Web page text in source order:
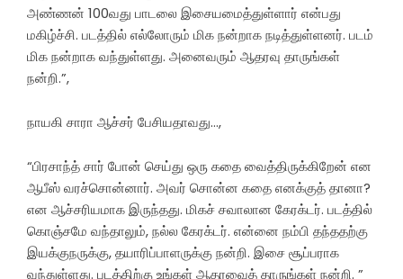
அண்ணன் 100வது பாடலை இசையமைத்துள்ளார் என்பது
மகிழ்ச்சி. படத்தில் எல்லோரும் மிக நன்றாக நடித்துள்ளனர். படம்
மிக நன்றாக வந்துள்ளது. அனைவரும் ஆதரவு தாருங்கள்
நன்றி.”,
நாயகி சாரா ஆச்சர் பேசியதாவது…,
“பிரசாந்த் சார் போன் செய்து ஒரு கதை வைத்திருக்கிறேன் என
ஆபீஸ் வரச்சொன்னார். அவர் சொன்ன கதை எனக்குத் தானா?
என ஆச்சரியமாக இருந்தது. மிகச் சவாலான கேரக்டர். படத்தில்
கொஞ்சமே வந்தாலும், நல்ல கேரக்டர். என்னை நம்பி தந்ததற்கு
இயக்குநருக்கு, தயாரிப்பாளருக்கு நன்றி. இசை சூப்பராக
வந்துள்ளது. படத்திற்கு உங்கள் ஆதரவைத் தாருங்கள் நன்றி. ”